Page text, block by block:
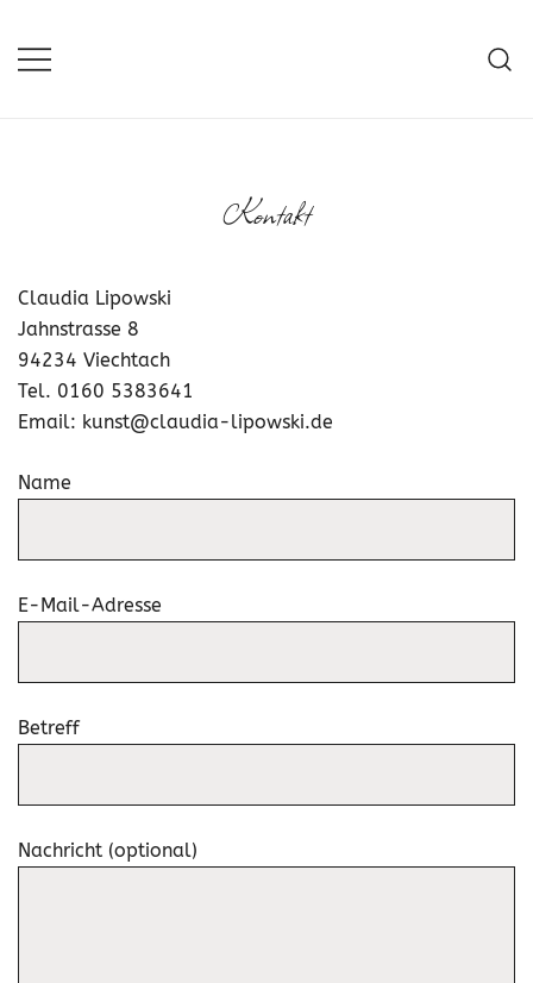
Inhalt
springen
Kontakt
Claudia Lipowski
Jahnstrasse 8
94234 Viechtach
Tel. 0160 5383641
Email: kunst@claudia-lipowski.de
Name
E-Mail-Adresse
Betreff
Nachricht (optional)